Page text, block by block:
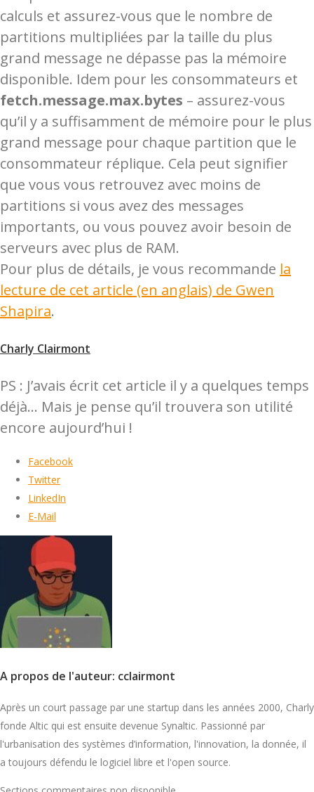
calculs et assurez-vous que le nombre de
partitions multipliées par la taille du plus
grand message ne dépasse pas la mémoire
disponible. Idem pour les consommateurs et
fetch.message.max.bytes – assurez-vous
qu’il y a suffisamment de mémoire pour le plus
grand message pour chaque partition que le
consommateur réplique. Cela peut signifier
que vous vous retrouvez avec moins de
partitions si vous avez des messages
importants, ou vous pouvez avoir besoin de
serveurs avec plus de RAM.
Pour plus de détails, je vous recommande la
lecture de cet article (en anglais) de Gwen
Shapira.
Charly Clairmont
PS : J’avais écrit cet article il y a quelques temps
déjà… Mais je pense qu’il trouvera son utilité
encore aujourd’hui !
Facebook
Twitter
LinkedIn
E-Mail
A propos de l'auteur: cclairmont
Après un court passage par une startup dans les années 2000, Charly
fonde Altic qui est ensuite devenue Synaltic. Passionné par
l'urbanisation des systèmes d’information, l'innovation, la donnée, il
a toujours défendu le logiciel libre et l'open source.